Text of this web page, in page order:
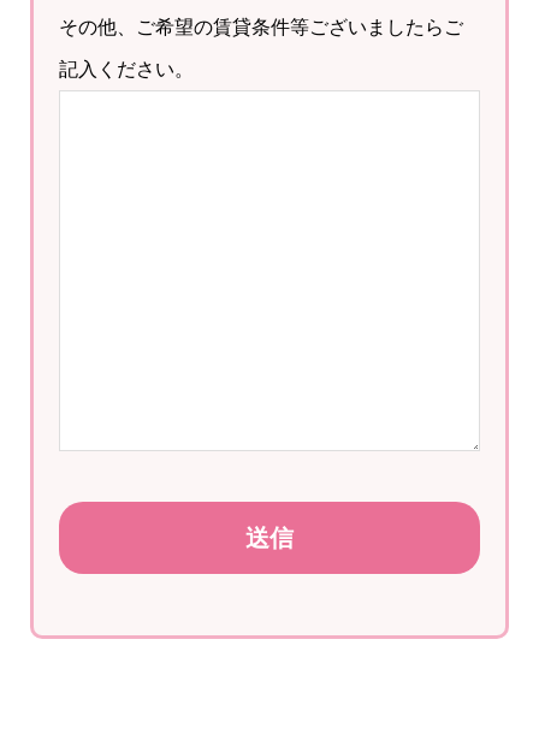
その他、ご希望の賃貸条件等ございましたらご
記入ください。